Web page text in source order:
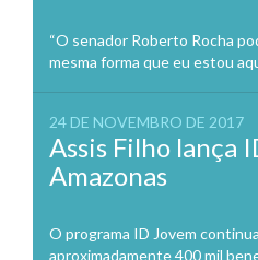
“O senador Roberto Rocha
mesma forma que eu estou
24 DE NOVEMBRO DE 2017
Assis Filho lança
Amazonas
O programa ID Jovem
aproximadamente 400 mil